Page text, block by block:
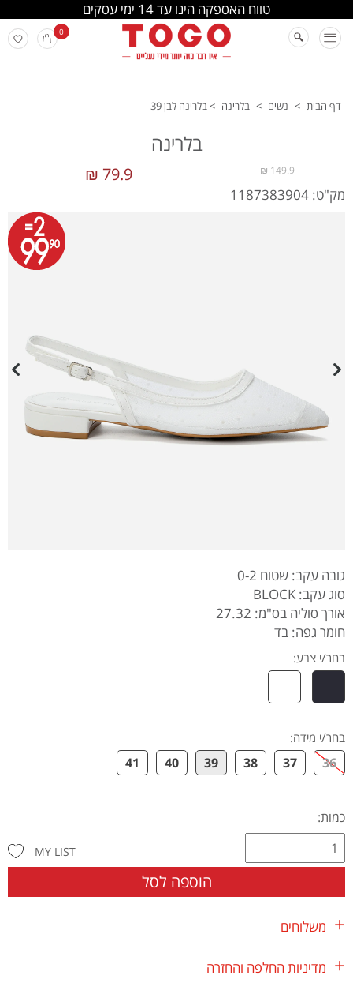
החלפה והחזרה מתבצעת בסניפי הרשת
0
דף הבית > נשים > בלרינה >בלרינה לבן 39
בלרינה
79.9 ₪ 149.9 ₪
מק"ט: 1187383904
גובה עקב: שטוח 0-2
סוג עקב: BLOCK
אורך סוליה בס"מ: 27.32
חומר גפה: בד
בחר/י צבע:
בחר/י מידה:
36
37
38
39
40
41
כמות:
הוספה לסל
MY LIST
משלוחים
מדיניות החלפה והחזרה